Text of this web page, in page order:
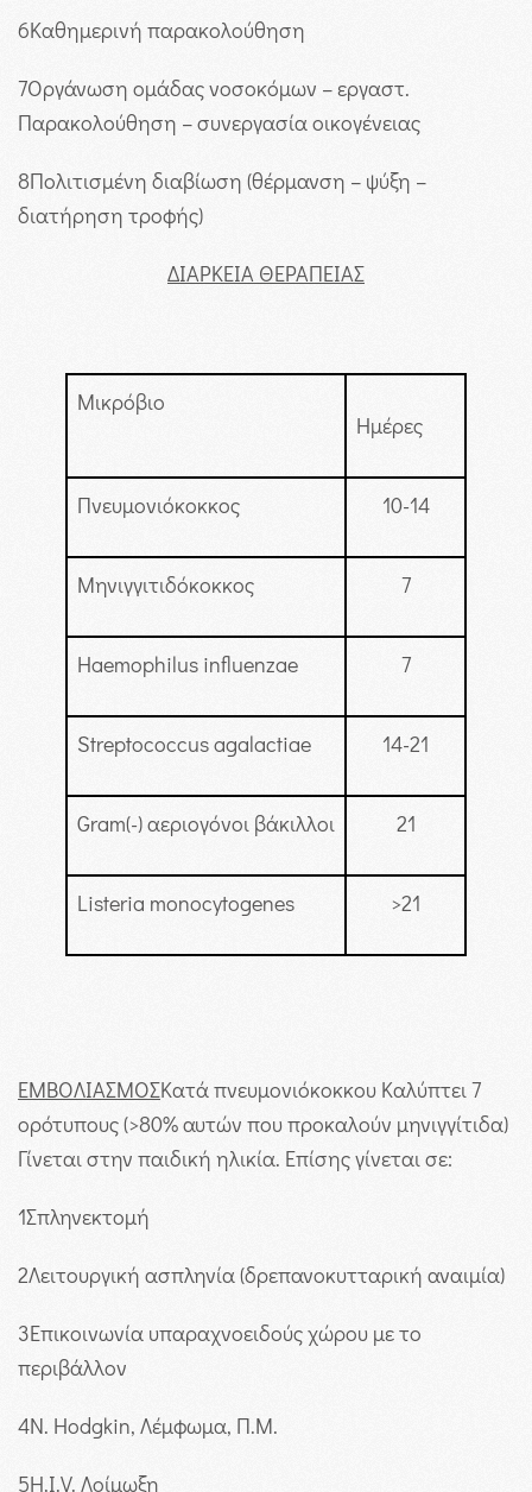
6Καθημερινή παρακολούθηση
7Οργάνωση ομάδας νοσοκόμων – εργαστ.
Παρακολούθηση – συνεργασία οικογένειας
8Πολιτισμένη διαβίωση (θέρμανση – ψύξη –
διατήρηση τροφής)
ΔΙΑΡΚΕΙΑ ΘΕΡΑΠΕΙΑΣ
Μικρόβιο
Ημέρες
Πνευμονιόκοκκος 10-14
Μηνιγγιτιδόκοκκος 7
Haemophilus influenzae 7
Streptococcus agalactiae 14-21
Gram(-) αεριογόνοι βάκιλλοι 21
Listeria monocytogenes >21
ΕΜΒΟΛΙΑΣΜΟΣΚατά πνευμονιόκοκκου Καλύπτει 7
ορότυπους (>80% αυτών που προκαλούν μηνιγγίτιδα)
Γίνεται στην παιδική ηλικία. Επίσης γίνεται σε:
1Σπληνεκτομή
2Λειτουργική ασπληνία (δρεπανοκυτταρική αναιμία)
3Επικοινωνία υπαραχνοειδούς χώρου με το
περιβάλλον
4Ν. Hodgkin, Λέμφωμα, Π.Μ.
5Η.Ι.V. Λοίμωξη